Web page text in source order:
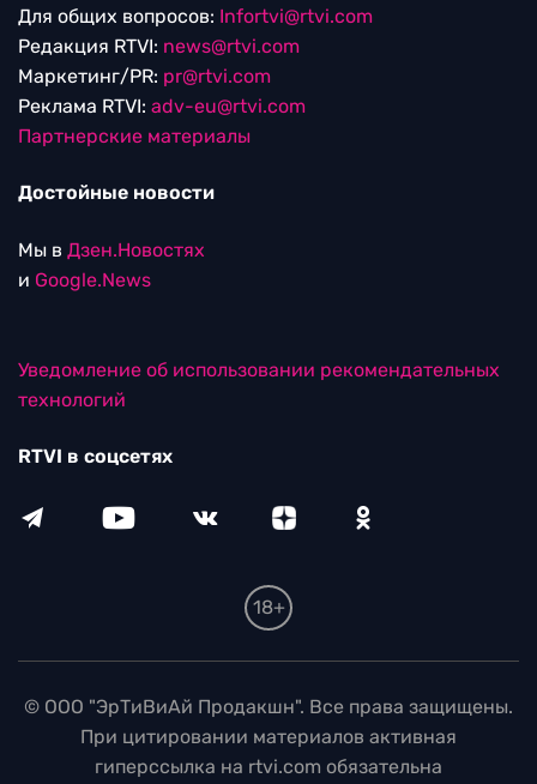
Для общих вопросов: Infortvi@rtvi.com
Редакция RTVI: news@rtvi.com
Маркетинг/PR: pr@rtvi.com
Реклама RTVI: adv-eu@rtvi.com
Партнерские материалы
Достойные новости
Мы в Дзен.Новостях
и Google.News
Уведомление об использовании рекомендательных
технологий
RTVI в соцсетях
18+
© ООО "ЭрТиВиАй Продакшн". Все права защищены.
При цитировании материалов активная
гиперссылка на rtvi.com обязательна